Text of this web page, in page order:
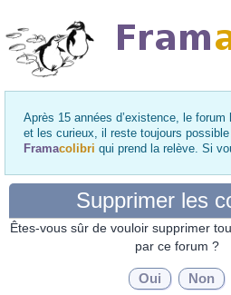
Après 15 années d’existence, le
et les curieux, il reste toujours
Framacolibri qui prend la relève. Si
Supprimer les
Êtes-vous sûr de vouloir supprimer
par ce forum ?